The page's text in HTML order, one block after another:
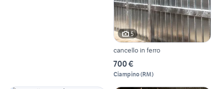
5
cancello in ferro
700 €
Ciampino(RM)